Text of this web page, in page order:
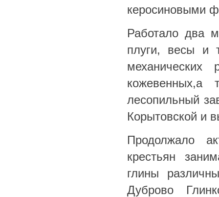
керосиновыми
Работало два
плуги, весы и
механических
лесопильный
Корытовской и
Продолжало
крестьян
глины
Дуброво